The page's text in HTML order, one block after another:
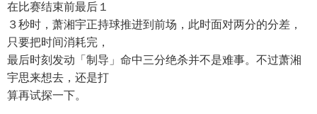
在比赛结束前最后１
３秒时，萧湘宇正持球推进到前场，此时面对两分的分差，
只要把时间消耗完，
最后时刻发动「制导」命中三分绝杀并不是难事。不过萧湘
宇思来想去，还是打
算再试探一下。